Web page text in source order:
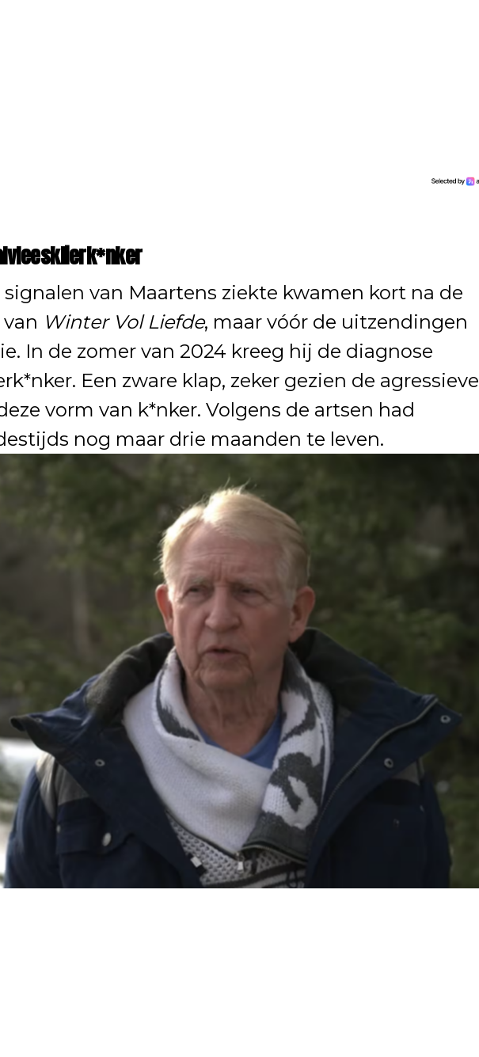
signalen van Maartens ziekte kwamen kort na de
Winter Vol Liefde, maar vóór de uitzendingen
In de zomer van 2024 kreeg hij de diagnose
Een zware klap, zeker gezien de agressieve
vorm van k*nker. Volgens de artsen had
nog maar drie maanden te leven.